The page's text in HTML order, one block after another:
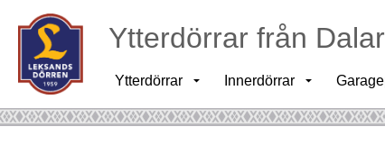
Ytterdörrar från
Ytterdörrar Innerdörrar